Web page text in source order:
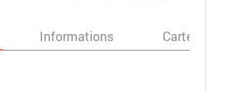
Informations Carte